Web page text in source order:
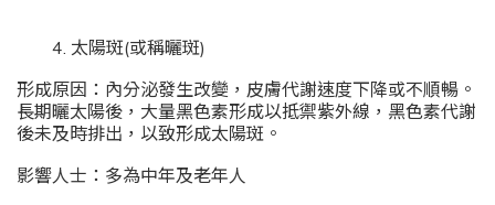
4. 太陽斑(或稱曬斑)
形成原因：內分泌發生改變，皮膚代謝速度下降或不順暢。
長期曬太陽後，大量黑色素形成以抵禦紫外線，黑色素代謝
後未及時排出，以致形成太陽斑。
影響人士：多為中年及老年人